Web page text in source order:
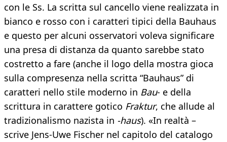
con le Ss. La scritta sul cancello viene realizzata in
bianco e rosso con i caratteri tipici della Bauhaus
e questo per alcuni osservatori voleva significare
una presa di distanza da quanto sarebbe stato
costretto a fare (anche il logo della mostra gioca
sulla compresenza nella scritta “Bauhaus” di
caratteri nello stile moderno in Bau- e della
scrittura in carattere gotico Fraktur, che allude al
tradizionalismo nazista in -haus). «In realtà –
scrive Jens-Uwe Fischer nel capitolo del catalogo